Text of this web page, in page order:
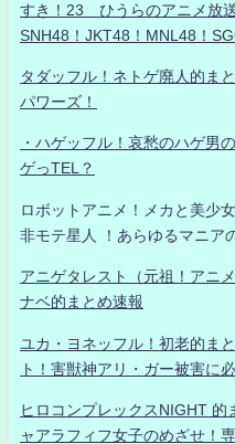
すき！23 ひうらのアニメ放
SNH48！JKT48！MNL48！
タダッフル！ネトゲ廃人的ま
パワーズ！
・ハゲッフル！哀愁のハゲ男
ゲっTEL？
ロボットアニメ！メカと美少
非モテ星人 ！あらゆるマニア
アニゲタレスト（元祖！アニ
ナベ的まとめ速報
ユカ・ヨネッフル！初老的ま
ト！害獣神アリ・ガー被害に
ヒロコンプレックスNIGHT
ャアラフィフ女子のめざせ！